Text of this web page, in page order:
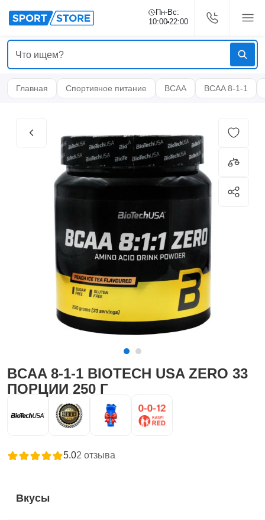
Пн-Вс:
10:00 22:00
Главная Спортивное питание BCAA BCAA 8-1-1
BCAA 8-1-1 BIOTECH USA ZERO 33
ПОРЦИИ 250 Г
5.02 отзыва
Вкусы